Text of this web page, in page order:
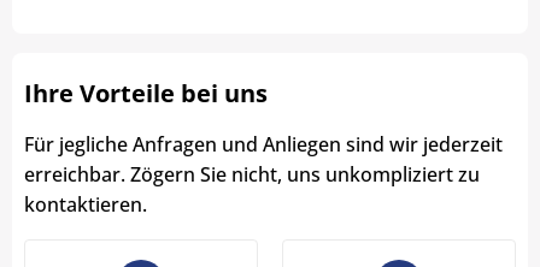
Ihre Vorteile bei uns
Für jegliche Anfragen und Anliegen sind wir jederzeit
erreichbar. Zögern Sie nicht, uns unkompliziert zu
kontaktieren.